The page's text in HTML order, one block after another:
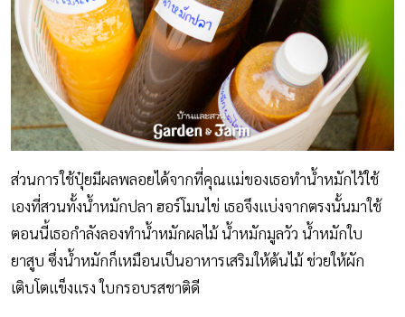
ส่วนการใช้ปุ๋ยมีผลพลอยได้จากที่คุณแม่ของเธอทำน้ำหมักไว้ใช้
เองที่สวนทั้งน้ำหมักปลา ฮอร์โมนไข่ เธอจึงแบ่งจากตรงนั้นมาใช้
ตอนนี้เธอกำลังลองทำน้ำหมักผลไม้ น้ำหมักมูลวัว น้ำหมักใบ
ยาสูบ ซึ่งน้ำหมักก็เหมือนเป็นอาหารเสริมให้ต้นไม้ ช่วยให้ผัก
เติบโตแข็งแรง ใบกรอบรสชาติดี